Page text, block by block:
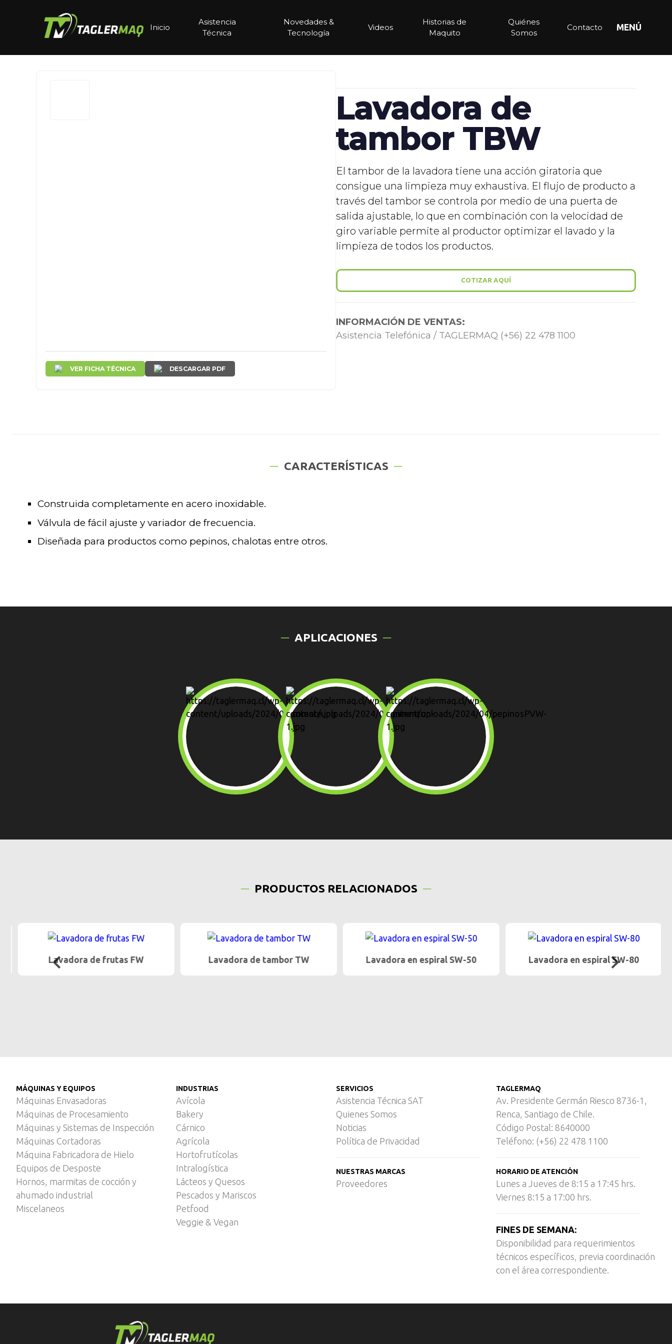
Inicio
Asistencia
Técnica
Novedades &
Tecnología
Videos
Historias de
Maquito
Quiénes
Somos
Contacto MENÚ
VER FICHA TÉCNICA DESCARGAR PDF
Lavadora de
tambor TBW
El tambor de la lavadora tiene una acción giratoria que
consigue una limpieza muy exhaustiva. El flujo de producto a
través del tambor se controla por medio de una puerta de
salida ajustable, lo que en combinación con la velocidad de
giro variable permite al productor optimizar el lavado y la
limpieza de todos los productos.
COTIZAR AQUÍ
INFORMACIÓN DE VENTAS:
Asistencia Telefónica / TAGLERMAQ (+56) 22 478 1100
CARACTERÍSTICAS
Construida completamente en acero inoxidable.
Válvula de fácil ajuste y variador de frecuencia.
Diseñada para productos como pepinos, chalotas entre otros.
APLICACIONES
PRODUCTOS RELACIONADOS
Lavadora de frutas FW Lavadora de tambor TW Lavadora en espiral SW-50 Lavadora en espiral SW-80
MÁQUINAS Y EQUIPOS
Máquinas Envasadoras
Máquinas de Procesamiento
Máquinas y Sistemas de Inspección
Máquinas Cortadoras
Máquina Fabricadora de Hielo
Equipos de Desposte
Hornos, marmitas de cocción y
ahumado industrial
Miscelaneos
INDUSTRIAS
Avícola
Bakery
Cárnico
Agrícola
Hortofrutícolas
Intralogística
Lácteos y Quesos
Pescados y Mariscos
Petfood
Veggie & Vegan
SERVICIOS
Asistencia Técnica SAT
Quienes Somos
Noticias
Política de Privacidad
NUESTRAS MARCAS
Proveedores
TAGLERMAQ
Av. Presidente Germán Riesco 8736-1,
Renca, Santiago de Chile.
Código Postal: 8640000
Teléfono: (+56) 22 478 1100
HORARIO DE ATENCIÓN
Lunes a Jueves de 8:15 a 17:45 hrs.
Viernes 8:15 a 17:00 hrs.
FINES DE SEMANA:
Disponibilidad para requerimientos
técnicos específicos, previa coordinación
con el área correspondiente.